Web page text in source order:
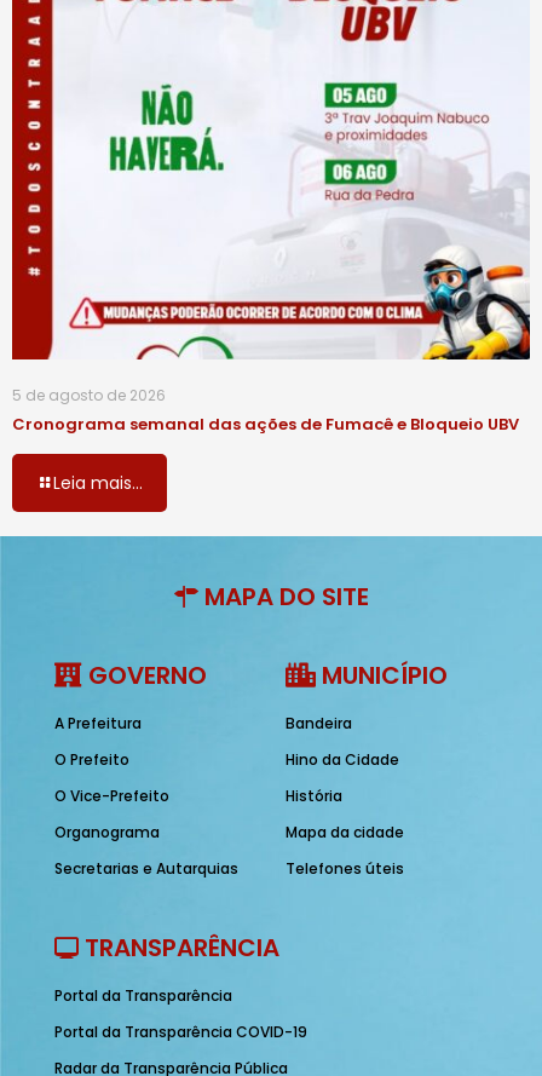
5 de agosto de 2026
Cronograma semanal das ações de Fumacê e Bloqueio UBV
Leia mais...
MAPA DO SITE
GOVERNO
A Prefeitura
O Prefeito
O Vice-Prefeito
Organograma
Secretarias e Autarquias
MUNICÍPIO
Bandeira
Hino da Cidade
História
Mapa da cidade
Telefones úteis
TRANSPARÊNCIA
Portal da Transparência
Portal da Transparência COVID-19
Radar da Transparência Pública